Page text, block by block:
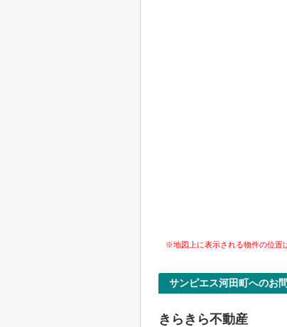
※地図上に表示される物件の位置
サンピエス河田町へのお
きらきら不動産